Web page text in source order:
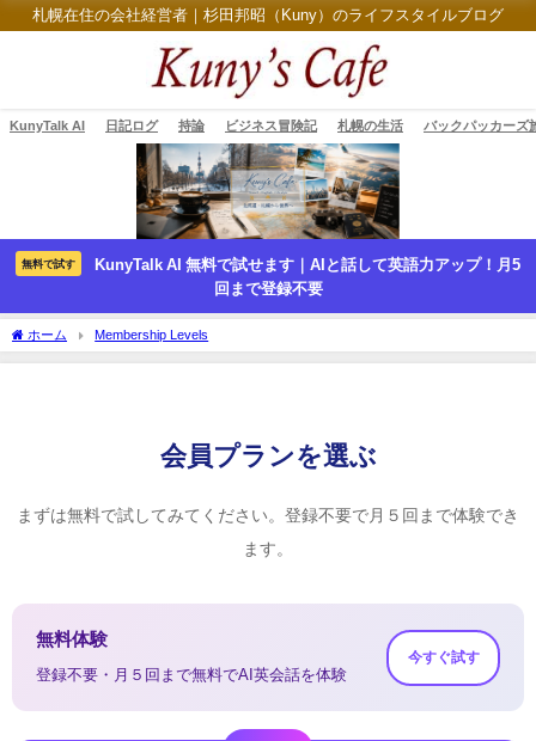
札幌在住の会社経営者｜杉田邦昭（Kuny）のライフスタイルブログ
KunyTalk AI 日記ログ 持論 ビジネス冒険記 札幌の生活 バックパッカーズ
無料で試す
KunyTalk AI 無料で試せます｜AIと話して英語力アップ！月5
回まで登録不要
ホーム Membership Levels
会員プランを選ぶ
まずは無料で試してみてください。登録不要で月５回まで体験でき
ます。
無料体験
登録不要・月５回まで無料でAI英会話を体験
今すぐ試す